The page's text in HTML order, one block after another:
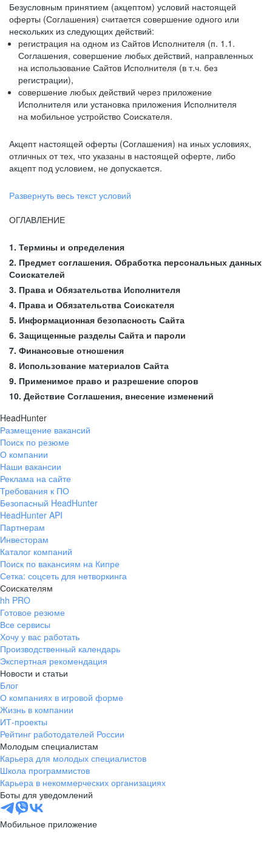
Безусловным принятием (акцептом) условий настоящей
оферты (Соглашения) считается совершение одного или
нескольких из следующих действий:
регистрация на одном из Сайтов Исполнителя (п. 1.1.
Соглашения, совершение любых действий, направленных
на использование Сайтов Исполнителя (в т.ч. без
регистрации),
совершение любых действий через приложение
Исполнителя или установка приложения Исполнителя
на мобильное устройство Соискателя.
Акцепт настоящей оферты (Соглашения) на иных условиях,
отличных от тех, что указаны в настоящей оферте, либо
акцепт под условием, не допускается.
Развернуть весь текст условий
ОГЛАВЛЕНИЕ
1. Термины и определения
2. Предмет соглашения. Обработка персональных данных
Соискателей
3. Права и Обязательства Исполнителя
4. Права и Обязательства Соискателя
5. Информационная безопасность Сайта
6. Защищенные разделы Сайта и пароли
7. Финансовые отношения
8. Использование материалов Сайта
9. Применимое право и разрешение споров
10. Действие Соглашения, внесение изменений
HeadHunter
Размещение вакансий
Поиск по резюме
О компании
Наши вакансии
Реклама на сайте
Требования к ПО
Безопасный HeadHunter
HeadHunter API
Партнерам
Инвесторам
Каталог компаний
Поиск по вакансиям на Кипре
Сетка: соцсеть для нетворкинга
Соискателям
hh PRO
Готовое резюме
Все сервисы
Хочу у вас работать
Производственный календарь
Экспертная рекомендация
Новости и статьи
Блог
О компаниях в игровой форме
Жизнь в компании
ИТ-проекты
Рейтинг работодателей России
Молодым специалистам
Карьера для молодых специалистов
Школа программистов
Карьера в некоммерческих организациях
Боты для уведомлений
Мобильное приложение